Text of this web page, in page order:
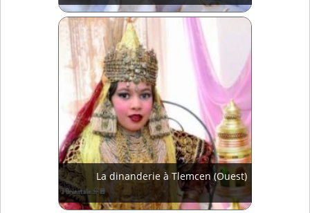
La dinanderie à Tlemcen (Ouest)